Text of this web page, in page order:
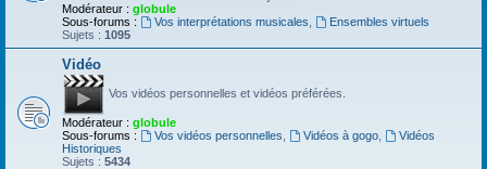
Modérateur : globule
Sous-forums :
Vos interprétations musicales
Ensembles virtuels
Sujets : 1095
Vidéo
Vos vidéos personnelles et vidéos préférées.
Modérateur : globule
Sous-forums :
Vos vidéos personnelles Vidéos à gogo,
Vidéos
Historiques
Sujets : 5434